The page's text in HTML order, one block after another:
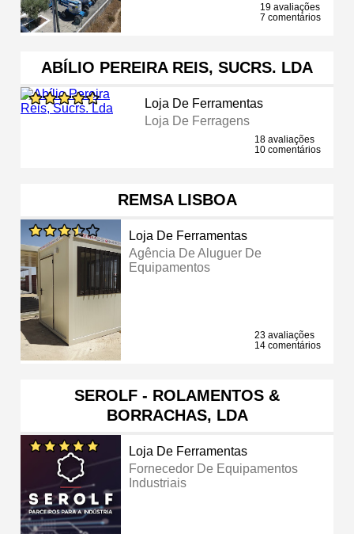
19 avaliações
7 comentários
ABÍLIO PEREIRA REIS, SUCRS. LDA
Loja De Ferramentas
Loja De Ferragens
18 avaliações
10 comentários
REMSA LISBOA
Loja De Ferramentas
Agência De Aluguer De
Equipamentos
23 avaliações
14 comentários
SEROLF - ROLAMENTOS &
BORRACHAS, LDA
Loja De Ferramentas
Fornecedor De Equipamentos
Industriais